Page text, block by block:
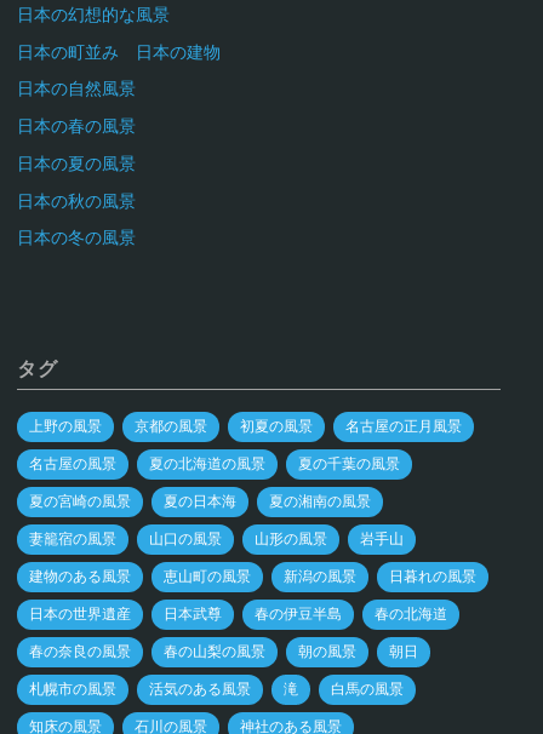
日本の幻想的な風景
日本の町並み 日本の建物
日本の自然風景
日本の春の風景
日本の夏の風景
日本の秋の風景
日本の冬の風景
タグ
上野の風景 京都の風景 初夏の風景 名古屋の正月風景
名古屋の風景 夏の北海道の風景 夏の千葉の風景
夏の宮崎の風景 夏の日本海 夏の湘南の風景
妻籠宿の風景 山口の風景 山形の風景 岩手山
建物のある風景 恵山町の風景 新潟の風景 日暮れの風景
日本の世界遺産 日本武尊 春の伊豆半島 春の北海道
春の奈良の風景 春の山梨の風景 朝の風景 朝日
札幌市の風景 活気のある風景 滝 白馬の風景
知床の風景 石川の風景 神社のある風景